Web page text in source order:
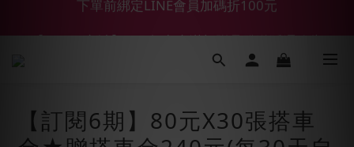
【鑽石熊/金熊新客首購限定】優惠搭車金
【55688商城】6 月年中慶滿額贈品發送延遲公告
【鑽石熊/金熊新客首購限定】優惠搭車金
【訂閱6期】80元X30張搭車